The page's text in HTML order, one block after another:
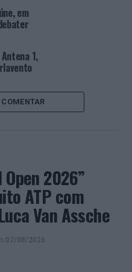
Acompanhamento
e integração em
pela ANI, a ser
têm vindo a
programas competitivos,
qualificados e que
de vendas.
registou um maior
em
1,
2026”
ATP com
Van Assche
07/08/2026